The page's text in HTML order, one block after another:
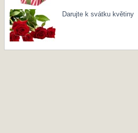
Darujte k svátku květiny